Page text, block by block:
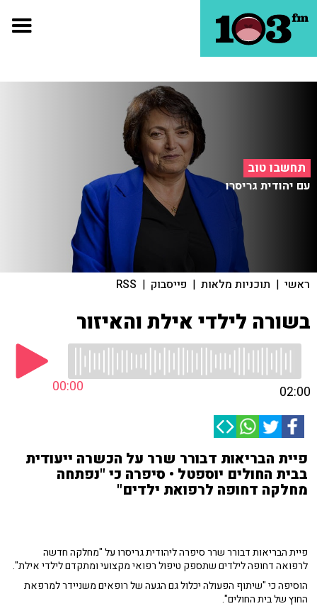
תחשבו טוב
עם יהודית גריסרו
ראשי | תוכניות מלאות | פייסבוק |
RSS
בשורה לילדי אילת והאיזור
00:00 02:00
פיית הבריאות דבורר שרר על הכשרה ייעודית
בבית החולים יוספטל • סיפרה כי "נפתחה
מחלקה דחופה לרפואת ילדים"
פיית הבריאות דבורר שרר סיפרה ליהודית גריסרו על "מחלקה חדשה
לרפואה דחופה לילדים שתספק טיפול רפואי מקצועי ומתקדם לילדי אילת".
הוסיפה כי "שיתוף הפעולה יכלול גם הגעה של רופאים משניידר למרפאת
החוץ של בית החולים".